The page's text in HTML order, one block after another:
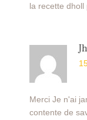
la recette dholl
Merci Je n'ai
contente de